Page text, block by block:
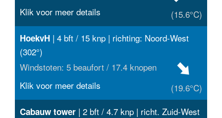
(15.6°C)
Klik voor meer details
HoekvH | 4 bft / 15 knp | richting: Noord-West
(302°)
Windstoten: 5 beaufort / 17.4 knopen
(19.6°C)
Klik voor meer details
Cabauw tower | 2 bft / 4.7 knp | richt. Zuid-West